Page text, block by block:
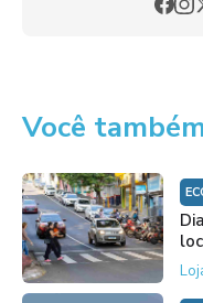
Você